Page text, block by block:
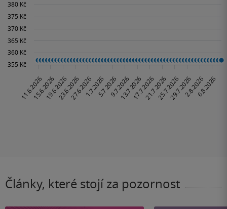
Články, které stojí za pozornost